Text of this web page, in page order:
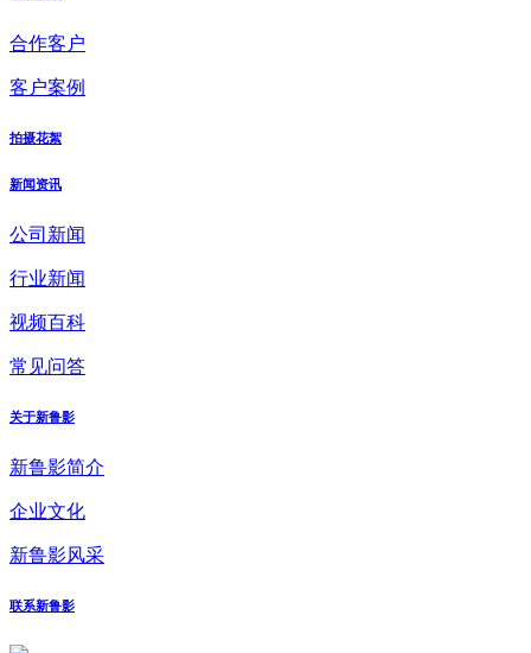
合作客户
客户案例
拍摄花絮
新闻资讯
公司新闻
行业新闻
视频百科
常见问答
关于新鲁影
新鲁影简介
企业文化
新鲁影风采
联系新鲁影